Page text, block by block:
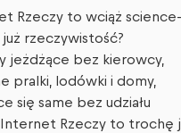
Rzeczy to wciąż science-
rzeczywistość?
jeżdżące bez kierowcy,
pralki, lodówki i domy,
się same bez udziału
Internet Rzeczy to trochę